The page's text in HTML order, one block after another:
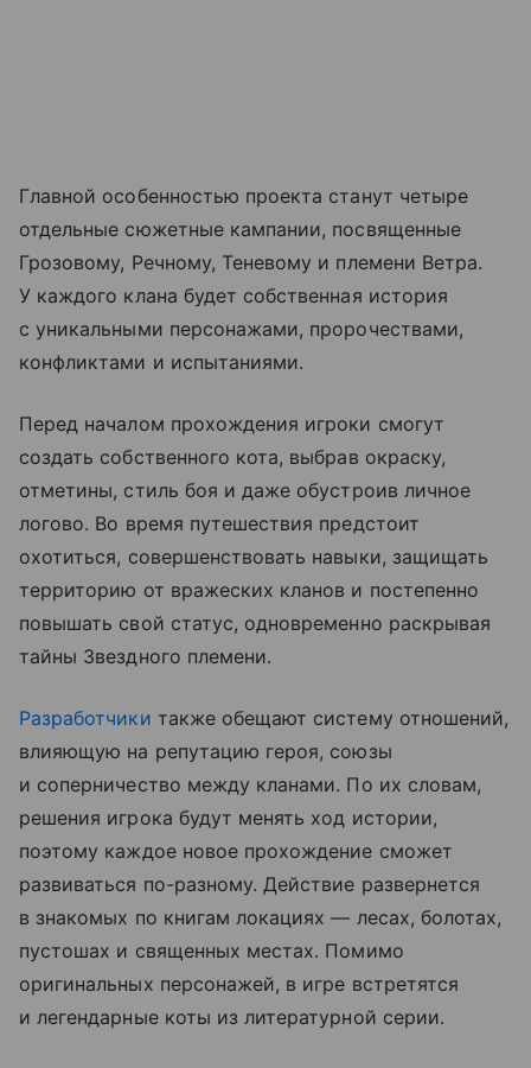
Главной особенностью проекта станут четыре
отдельные сюжетные кампании, посвященные
Грозовому, Речному, Теневому и племени Ветра.
У каждого клана будет собственная история
с уникальными персонажами, пророчествами,
конфликтами и испытаниями.
Перед началом прохождения игроки смогут
создать собственного кота, выбрав окраску,
отметины, стиль боя и даже обустроив личное
логово. Во время путешествия предстоит
охотиться, совершенствовать навыки, защищать
территорию от вражеских кланов и постепенно
повышать свой статус, одновременно раскрывая
тайны Звездного племени.
Разработчики также обещают систему отношений,
влияющую на репутацию героя, союзы
и соперничество между кланами. По их словам,
решения игрока будут менять ход истории,
поэтому каждое новое прохождение сможет
развиваться по-разному. Действие развернется
в знакомых по книгам локациях — лесах, болотах,
пустошах и священных местах. Помимо
оригинальных персонажей, в игре встретятся
и легендарные коты из литературной серии.